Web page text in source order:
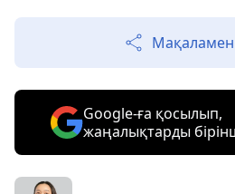
Мақаламен
Google-ға қосылып,
жаңалықтарды